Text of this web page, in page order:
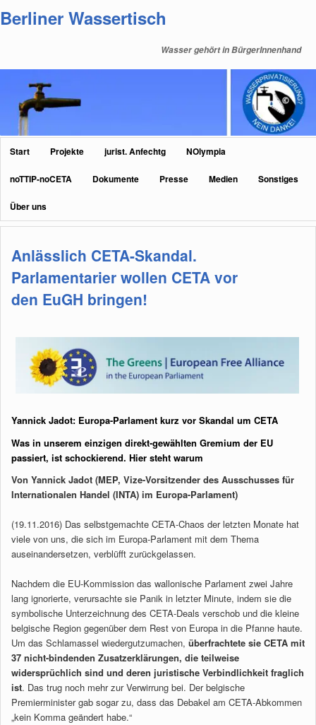
primären
sekundären
Berliner Wassertisch
Wasser gehört in BürgerInnenhand
Hauptmenü
Start Projekte jurist. Anfechtg NOlympia
noTTIP-noCETA Dokumente Presse Medien Sonstiges
Über uns
Anlässlich CETA-Skandal.
Parlamentarier wollen CETA vor
den EuGH bringen!
Yannick Jadot: Europa-Parlament kurz vor Skandal um CETA
Was in unserem einzigen direkt-gewählten Gremium der EU
passiert, ist schockierend. Hier steht warum
Von Yannick Jadot (MEP, Vize-Vorsitzender des Ausschusses für
Internationalen Handel (INTA) im Europa-Parlament)
(19.11.2016) Das selbstgemachte CETA-Chaos der letzten Monate hat
viele von uns, die sich im Europa-Parlament mit dem Thema
auseinandersetzen, verblüfft zurückgelassen.
Nachdem die EU-Kommission das wallonische Parlament zwei Jahre
lang ignorierte, verursachte sie Panik in letzter Minute, indem sie die
symbolische Unterzeichnung des CETA-Deals verschob und die kleine
belgische Region gegenüber dem Rest von Europa in die Pfanne haute.
Um das Schlamassel wiedergutzumachen, überfrachtete sie CETA mit
37 nicht-bindenden Zusatzerklärungen, die teilweise
widersprüchlich sind und deren juristische Verbindlichkeit fraglich
ist. Das trug noch mehr zur Verwirrung bei. Der belgische
Premierminister gab sogar zu, dass das Debakel am CETA-Abkommen
„kein Komma geändert habe.“